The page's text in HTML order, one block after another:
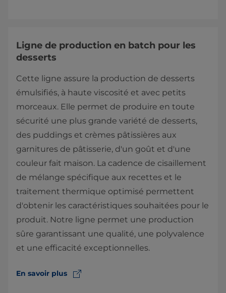
Ligne de production en batch pour les
desserts
Cette ligne assure la production de desserts
émulsifiés, à haute viscosité et avec petits
morceaux. Elle permet de produire en toute
sécurité une plus grande variété de desserts,
des puddings et crèmes pâtissières aux
garnitures de pâtisserie, d'un goût et d'une
couleur fait maison. La cadence de cisaillement
de mélange spécifique aux recettes et le
traitement thermique optimisé permettent
d'obtenir les caractéristiques souhaitées pour le
produit. Notre ligne permet une production
sûre garantissant une qualité, une polyvalence
et une efficacité exceptionnelles.
En savoir plus